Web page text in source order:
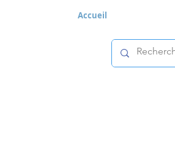
Accueil